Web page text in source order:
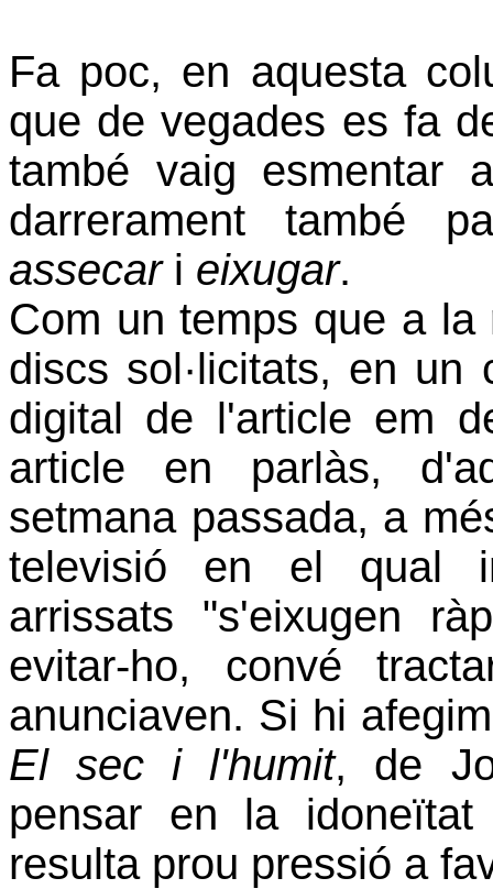
Fa poc, en aquesta
que de vegades es fa
també vaig esmentar
darrerament també
assecari eixugar.
Com un temps que a
discs sol·licitats, en un
digital de l'article em
article en parlàs,
setmana passada, a
televisió en el qual
arrissats "s'eixugen
evitar-ho, convé
anunciaven. Si hi
El sec i l'humit, de
pensar en la
resulta prou pressió a